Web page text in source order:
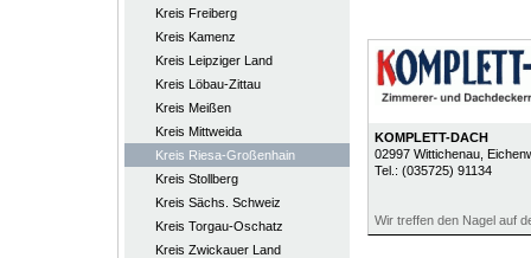
Kreis Freiberg
Kreis Kamenz
Kreis Leipziger Land
Kreis Löbau-Zittau
Kreis Meißen
Kreis Mittweida
Kreis Riesa-Großenhain
Kreis Stollberg
Kreis Sächs. Schweiz
Kreis Torgau-Oschatz
Kreis Zwickauer Land
KOMPLETT-DACH
02997 Wittichenau,
Tel.: (035725) 91134
Wir treffen den Nagel auf